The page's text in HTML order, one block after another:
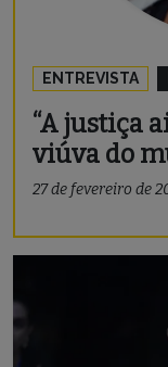
ENTREVISTA
“A justiça
viúva do
27 de fevereiro de